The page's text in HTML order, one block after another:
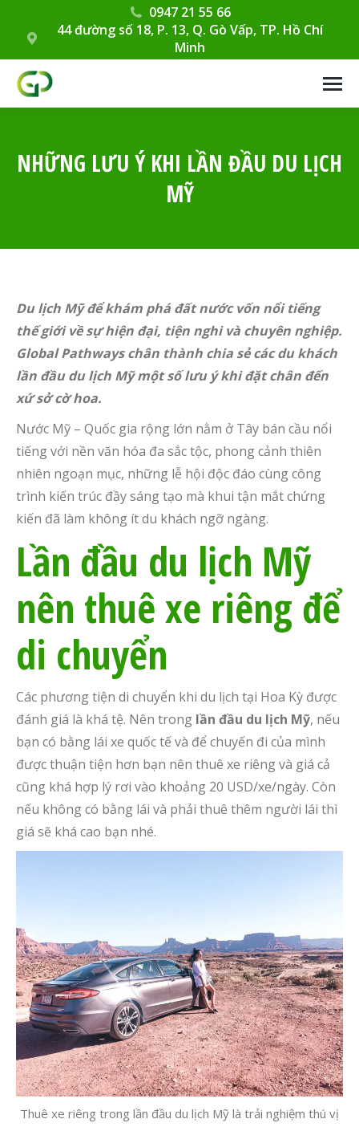
0947 21 55 66
44 đường số 18, P. 13, Q. Gò Vấp, TP. Hồ Chí
Minh
NHỮNG LƯU Ý KHI LẦN ĐẦU DU LỊCH
MỸ
Du lịch Mỹ để khám phá đất nước vốn nổi tiếng
thế giới về sự hiện đại, tiện nghi và chuyên nghiệp.
Global Pathways chân thành chia sẻ các du khách
lần đầu du lịch Mỹ một số lưu ý khi đặt chân đến
xứ sở cờ hoa.
Nước Mỹ – Quốc gia rộng lớn nằm ở Tây bán cầu nổi
tiếng với nền văn hóa đa sắc tộc, phong cảnh thiên
nhiên ngoạn mục, những lễ hội độc đáo cùng công
trình kiến trúc đầy sáng tạo mà khui tận mắt chứng
kiến đã làm không ít du khách ngỡ ngàng.
Lần đầu du lịch Mỹ
nên thuê xe riêng để
di chuyển
Các phương tiện di chuyển khi du lịch tại Hoa Kỳ được
đánh giá là khá tệ. Nên trong lần đầu du lịch Mỹ, nếu
bạn có bằng lái xe quốc tế và để chuyến đi của mình
được thuận tiện hơn bạn nên thuê xe riêng và giá cả
cũng khá hợp lý rơi vào khoảng 20 USD/xe/ngày. Còn
nếu không có bằng lái và phải thuê thêm người lái thì
giá sẽ khá cao bạn nhé.
Thuê xe riêng trong lần đầu du lịch Mỹ là trải nghiệm thú vị